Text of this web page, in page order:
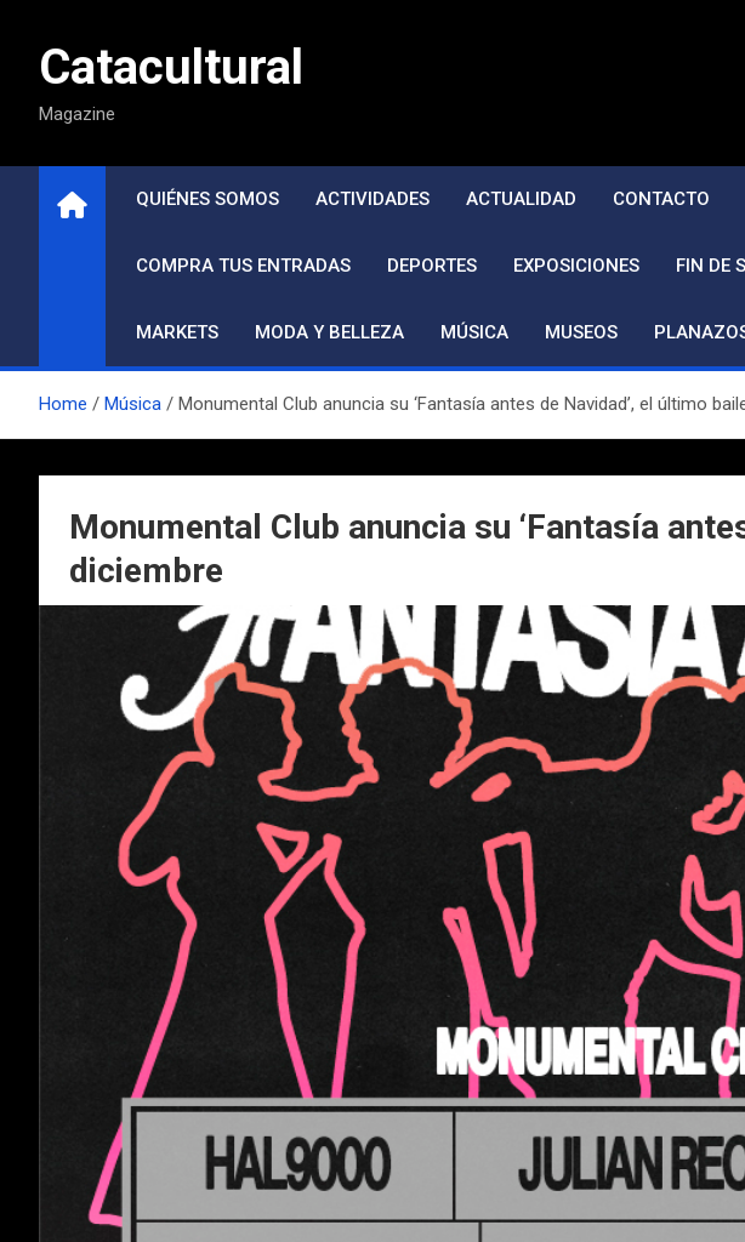
contenidoCatacultural
Magazine
QUIÉNES SOMOS ACTIVIDADES ACTUALIDAD CONTACTO
COMPRA TUS ENTRADAS DEPORTES EXPOSICIONES FIN DE
MARKETS MODA Y BELLEZA MÚSICA MUSEOS
Home Música Monumental Club anuncia su ‘Fantasía antes de Navidad’, el último
Monumental Club anuncia su ‘Fantasía
diciembre